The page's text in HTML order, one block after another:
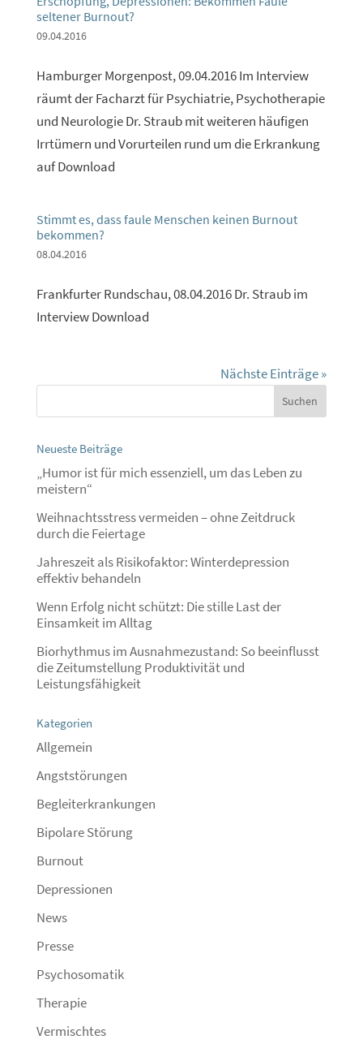
seltener Burnout?
09.04.2016
Hamburger Morgenpost, 09.04.2016 Im Interview
räumt der Facharzt für Psychiatrie, Psychotherapie
und Neurologie Dr. Straub mit weiteren häufigen
Irrtümern und Vorurteilen rund um die Erkrankung
auf Download
Stimmt es, dass faule Menschen keinen Burnout
bekommen?
08.04.2016
Frankfurter Rundschau, 08.04.2016 Dr. Straub im
Interview Download
Nächste Einträge »
Neueste Beiträge
„Humor ist für mich essenziell, um das Leben zu
meistern“
Weihnachtsstress vermeiden – ohne Zeitdruck
durch die Feiertage
Jahreszeit als Risikofaktor: Winterdepression
effektiv behandeln
Wenn Erfolg nicht schützt: Die stille Last der
Einsamkeit im Alltag
Biorhythmus im Ausnahmezustand: So beeinflusst
die Zeitumstellung Produktivität und
Leistungsfähigkeit
Kategorien
Allgemein
Angststörungen
Begleiterkrankungen
Bipolare Störung
Burnout
Depressionen
News
Presse
Psychosomatik
Therapie
Vermischtes